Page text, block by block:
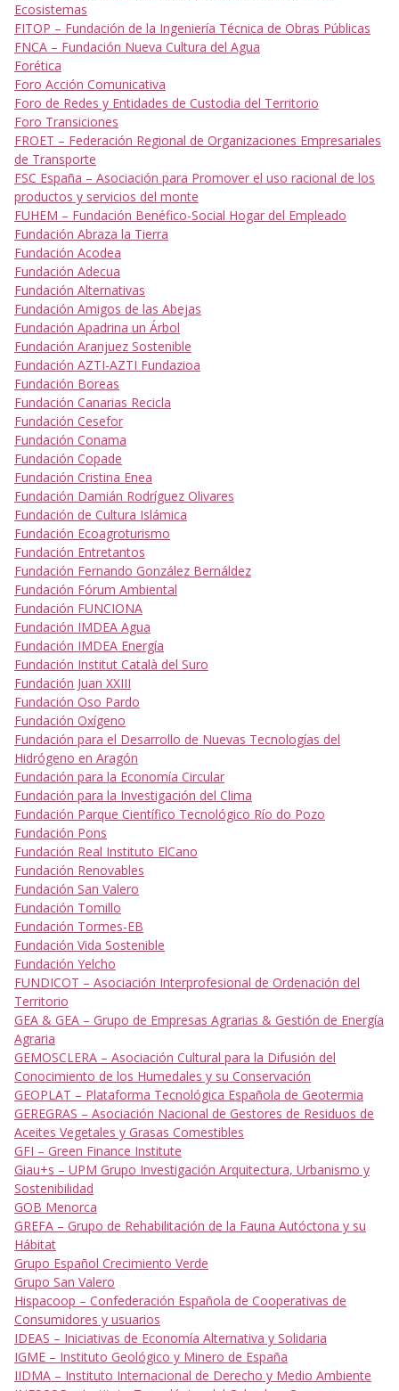
Ecosistemas
FITOP – Fundación de la Ingeniería Técnica de Obras Públicas
FNCA – Fundación Nueva Cultura del Agua
Forética
Foro Acción Comunicativa
Foro de Redes y Entidades de Custodia del Territorio
Foro Transiciones
FROET – Federación Regional de Organizaciones Empresariales
de Transporte
FSC España – Asociación para Promover el uso racional de los
productos y servicios del monte
FUHEM – Fundación Benéfico-Social Hogar del Empleado
Fundación Abraza la Tierra
Fundación Acodea
Fundación Adecua
Fundación Alternativas
Fundación Amigos de las Abejas
Fundación Apadrina un Árbol
Fundación Aranjuez Sostenible
Fundación AZTI-AZTI Fundazioa
Fundación Boreas
Fundación Canarias Recicla
Fundación Cesefor
Fundación Conama
Fundación Copade
Fundación Cristina Enea
Fundación Damián Rodríguez Olivares
Fundación de Cultura Islámica
Fundación Ecoagroturismo
Fundación Entretantos
Fundación Fernando González Bernáldez
Fundación Fórum Ambiental
Fundación FUNCIONA
Fundación IMDEA Agua
Fundación IMDEA Energía
Fundación Institut Català del Suro
Fundación Juan XXIII
Fundación Oso Pardo
Fundación Oxígeno
Fundación para el Desarrollo de Nuevas Tecnologías del
Hidrógeno en Aragón
Fundación para la Economía Circular
Fundación para la Investigación del Clima
Fundación Parque Científico Tecnológico Río do Pozo
Fundación Pons
Fundación Real Instituto ElCano
Fundación Renovables
Fundación San Valero
Fundación Tomillo
Fundación Tormes-EB
Fundación Vida Sostenible
Fundación Yelcho
FUNDICOT – Asociación Interprofesional de Ordenación del
Territorio
GEA & GEA – Grupo de Empresas Agrarias & Gestión de Energía
Agraria
GEMOSCLERA – Asociación Cultural para la Difusión del
Conocimiento de los Humedales y su Conservación
GEOPLAT – Plataforma Tecnológica Española de Geotermia
GEREGRAS – Asociación Nacional de Gestores de Residuos de
Aceites Vegetales y Grasas Comestibles
GFI – Green Finance Institute
Giau+s – UPM Grupo Investigación Arquitectura, Urbanismo y
Sostenibilidad
GOB Menorca
GREFA – Grupo de Rehabilitación de la Fauna Autóctona y su
Hábitat
Grupo Español Crecimiento Verde
Grupo San Valero
Hispacoop – Confederación Española de Cooperativas de
Consumidores y usuarios
IDEAS – Iniciativas de Economía Alternativa y Solidaria
IGME – Instituto Geológico y Minero de España
IIDMA – Instituto Internacional de Derecho y Medio Ambiente